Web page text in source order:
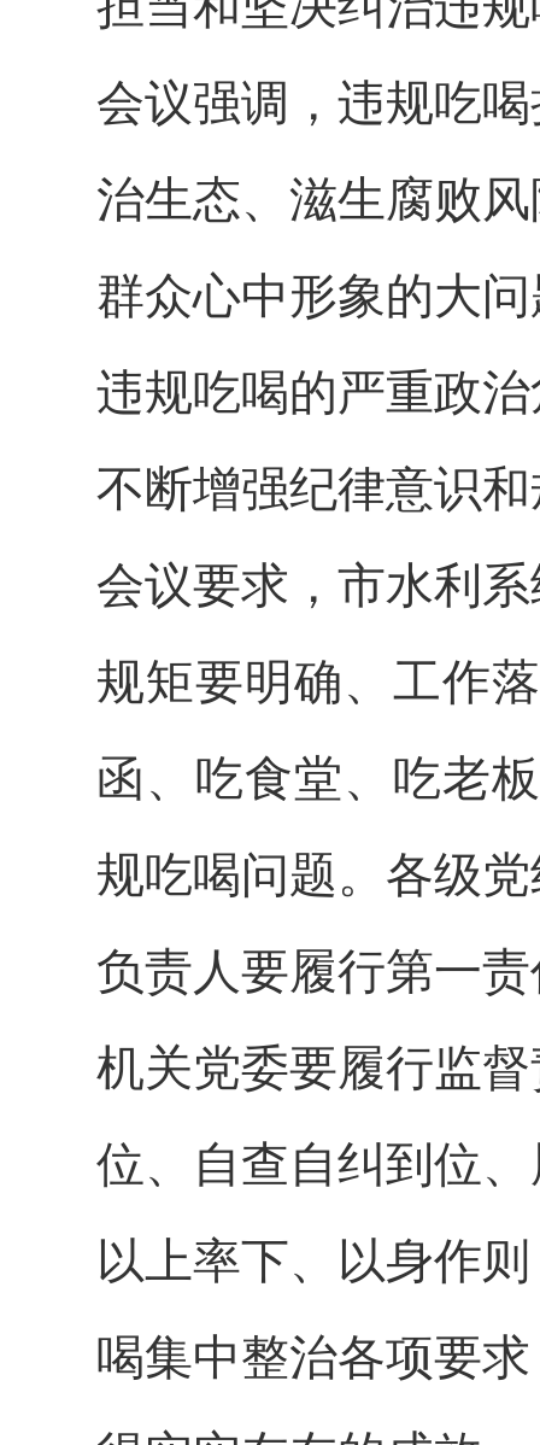
会议强调，违规吃
治生态、滋生腐败
群众心中形象的大
违规吃喝的严重政
不断增强纪律意识
会议要求，市水利
规矩要明确、工作
函、吃食堂、吃老
规吃喝问题。各级
负责人要履行第一
机关党委要履行监
位、自查自纠到位
以上率下、以身作
喝集中整治各项要